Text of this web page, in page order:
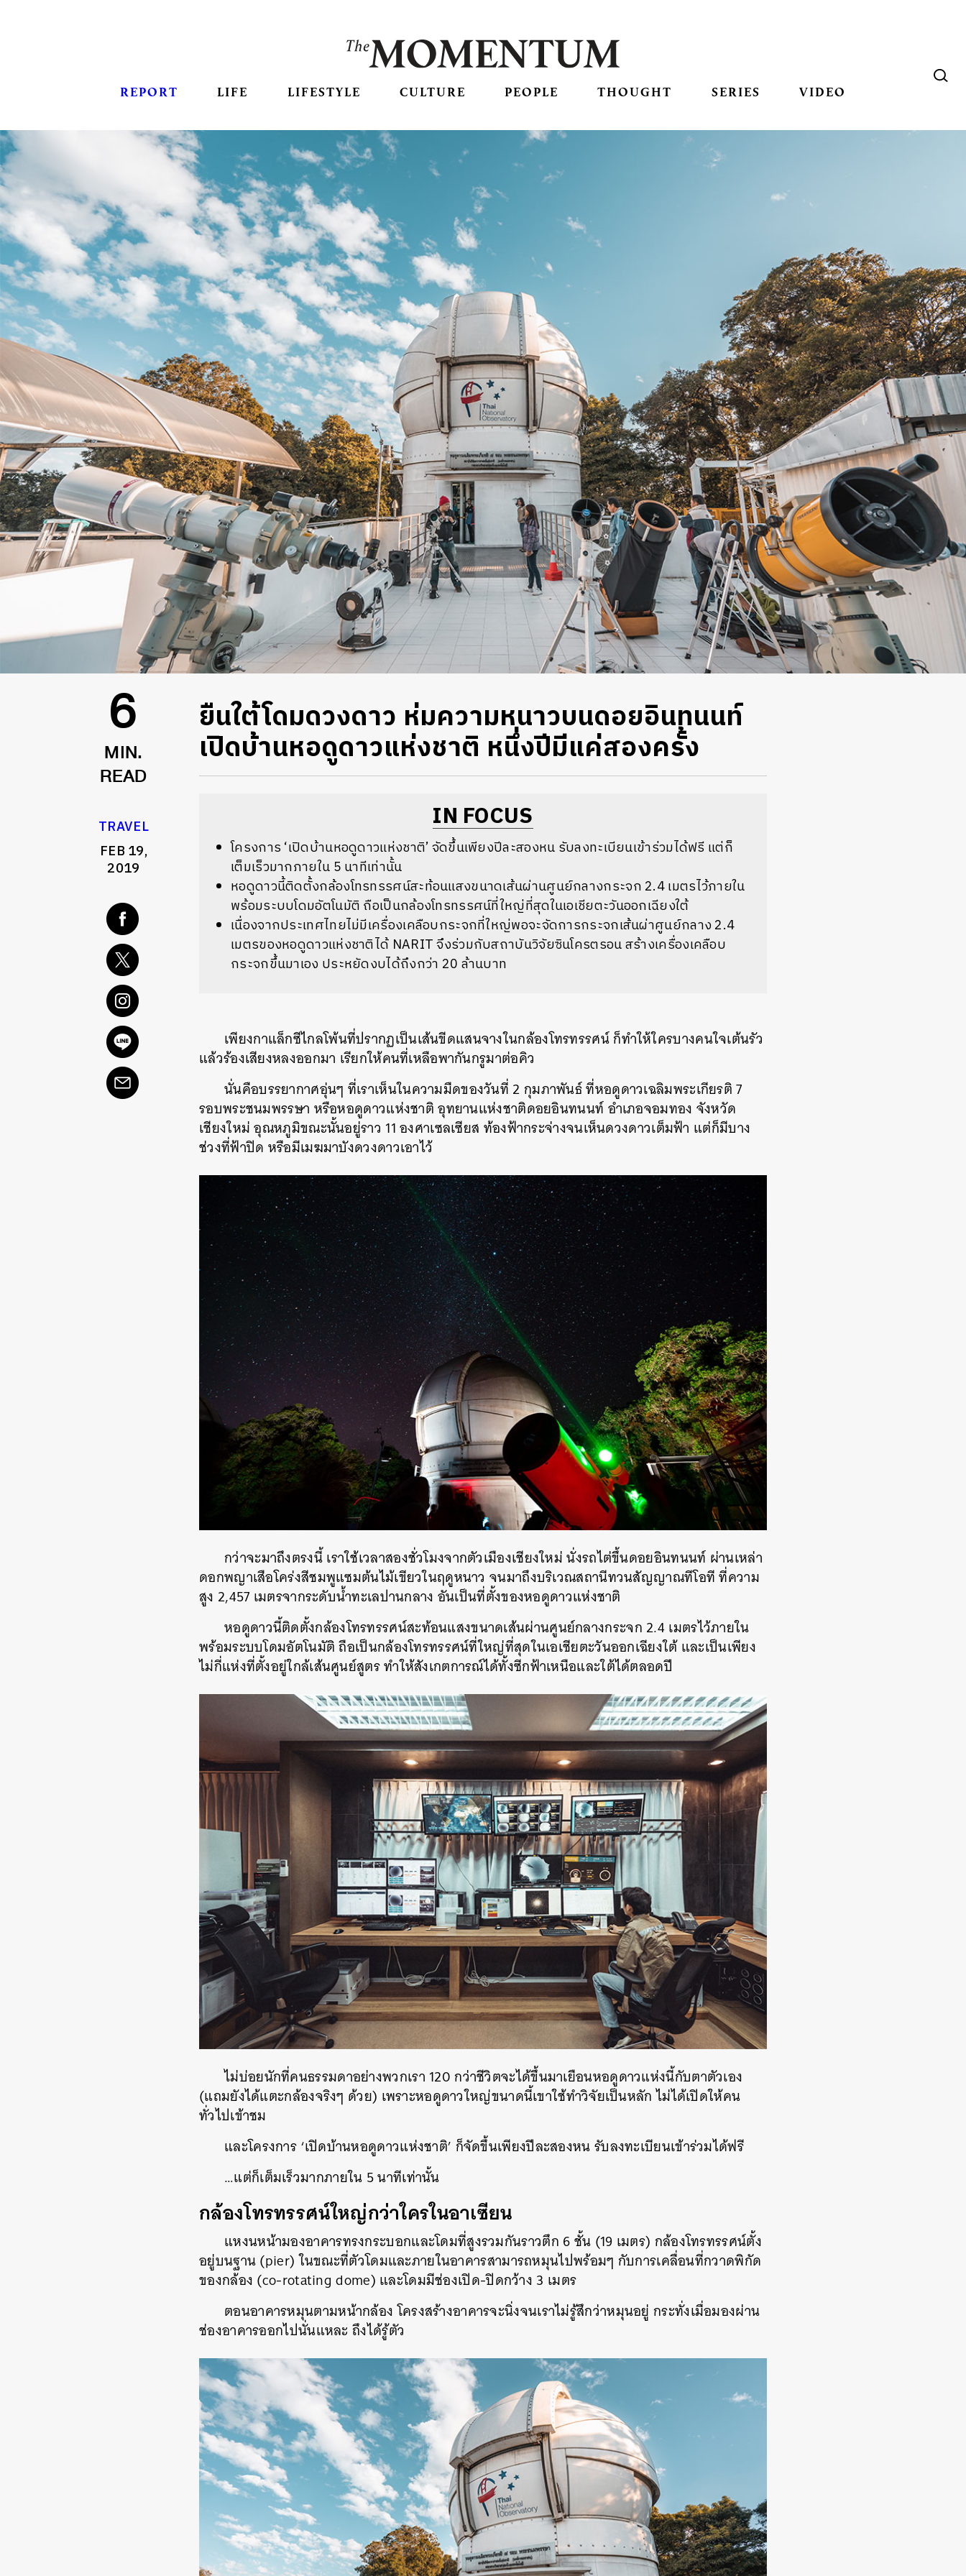
REPORT LIFE LIFESTYLE CULTURE PEOPLE THOUGHT SERIES VIDEO
6
MIN.
READ
TRAVEL
FEB 19,
2019
ยืนใต้โดมดวงดาว ห่มความหนาวบนดอยอินทนนท์
เปิดบ้านหอดูดาวแห่งชาติ หนึ่งปีมีแค่สองครั้ง
IN FOCUS
โครงการ ‘เปิดบ้านหอดูดาวแห่งชาติ’ จัดขึ้นเพียงปีละสองหน รับลงทะเบียนเข้าร่วมได้ฟรี แต่ก็
เต็มเร็วมากภายใน 5 นาทีเท่านั้น
หอดูดาวนี้ติดตั้งกล้องโทรทรรศน์สะท้อนแสงขนาดเส้นผ่านศูนย์กลางกระจก 2.4 เมตรไว้ภายใน
พร้อมระบบโดมอัตโนมัติ ถือเป็นกล้องโทรทรรศน์ที่ใหญ่ที่สุดในเอเชียตะวันออกเฉียงใต้
เนื่องจากประเทศไทยไม่มีเครื่องเคลือบกระจกที่ใหญ่พอจะจัดการกระจกเส้นผ่าศูนย์กลาง 2.4
เมตรของหอดูดาวแห่งชาติได้ NARIT จึงร่วมกับสถาบันวิจัยซินโครตรอน สร้างเครื่องเคลือบ
กระจกขึ้นมาเอง ประหยัดงบได้ถึงกว่า 20 ล้านบาท
เพียงกาแล็กซีไกลโพ้นที่ปรากฏเป็นเส้นขีดแสนจางในกล้องโทรทรรศน์ ก็ทำให้ใครบางคนใจเต้นรัว
แล้วร้องเสียงหลงออกมา เรียกให้คนที่เหลือพากันกรูมาต่อคิว
นั่นคือบรรยากาศอุ่นๆ ที่เราเห็นในความมืดของวันที่ 2 กุมภาพันธ์ ที่หอดูดาวเฉลิมพระเกียรติ 7
รอบพระชนมพรรษา หรือหอดูดาวแห่งชาติ อุทยานแห่งชาติดอยอินทนนท์ อำเภอจอมทอง จังหวัด
เชียงใหม่ อุณหภูมิขณะนั้นอยู่ราว 11 องศาเซลเซียส ท้องฟ้ากระจ่างจนเห็นดวงดาวเต็มฟ้า แต่ก็มีบาง
ช่วงที่ฟ้าปิด หรือมีเมฆมาบังดวงดาวเอาไว้
กว่าจะมาถึงตรงนี้ เราใช้เวลาสองชั่วโมงจากตัวเมืองเชียงใหม่ นั่งรถไต่ขึ้นดอยอินทนนท์ ผ่านเหล่า
ดอกพญาเสือโคร่งสีชมพูแซมต้นไม้เขียวในฤดูหนาว จนมาถึงบริเวณสถานีทวนสัญญาณทีโอที ที่ความ
สูง 2,457 เมตรจากระดับน้ำทะเลปานกลาง อันเป็นที่ตั้งของหอดูดาวแห่งชาติ
หอดูดาวนี้ติดตั้งกล้องโทรทรรศน์สะท้อนแสงขนาดเส้นผ่านศูนย์กลางกระจก 2.4 เมตรไว้ภายใน
พร้อมระบบโดมอัตโนมัติ ถือเป็นกล้องโทรทรรศน์ที่ใหญ่ที่สุดในเอเชียตะวันออกเฉียงใต้ และเป็นเพียง
ไม่กี่แห่งที่ตั้งอยู่ใกล้เส้นศูนย์สูตร ทำให้สังเกตการณ์ได้ทั้งซีกฟ้าเหนือและใต้ได้ตลอดปี
ไม่บ่อยนักที่คนธรรมดาอย่างพวกเรา 120 กว่าชีวิตจะได้ขึ้นมาเยือนหอดูดาวแห่งนี้กับตาตัวเอง
(แถมยังได้แตะกล้องจริงๆ ด้วย) เพราะหอดูดาวใหญ่ขนาดนี้เขาใช้ทำวิจัยเป็นหลัก ไม่ได้เปิดให้คน
ทั่วไปเข้าชม
และโครงการ ‘เปิดบ้านหอดูดาวแห่งชาติ’ ก็จัดขึ้นเพียงปีละสองหน รับลงทะเบียนเข้าร่วมได้ฟรี
…แต่ก็เต็มเร็วมากภายใน 5 นาทีเท่านั้น
กล้องโทรทรรศน์ใหญ่กว่าใครในอาเซียน
แหงนหน้ามองอาคารทรงกระบอกและโดมที่สูงรวมกันราวตึก 6 ชั้น (19 เมตร) กล้องโทรทรรศน์ตั้ง
อยู่บนฐาน (pier) ในขณะที่ตัวโดมและภายในอาคารสามารถหมุนไปพร้อมๆ กับการเคลื่อนที่กวาดพิกัด
ของกล้อง (co-rotating dome) และโดมมีช่องเปิด-ปิดกว้าง 3 เมตร
ตอนอาคารหมุนตามหน้ากล้อง โครงสร้างอาคารจะนิ่งจนเราไม่รู้สึกว่าหมุนอยู่ กระทั่งเมื่อมองผ่าน
ช่องอาคารออกไปนั่นแหละ ถึงได้รู้ตัว
SHARE TWEET LINE EMAIL